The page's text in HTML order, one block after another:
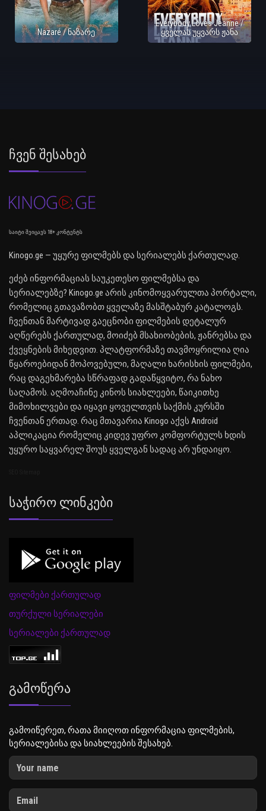
Nazaré / ნაზარე
Everybody Loves Jeanne /
ყველას უყვარს ჟანა
Ჩვენ Შესახებ
საიტი შეიცავს 18+ კონტენტს
Kinogo.ge — უყურე ფილმებს და სერიალებს ქართულად.
ეძებ ინფორმაციას საუკეთესო ფილმებსა და
სერიალებზე? Kinogo.ge არის კინომოყვარულთა პორტალი,
რომელიც გთავაზობთ ყველაზე მასშტაბურ კატალოგს.
ჩვენთან მარტივად გაეცნობი ფილმების დეტალურ
აღწერებს ქართულად, მოიძებ მსახიობების, ჟანრებსა და
ქვეყნების მიხედვით. პლატფორმაზე თავმოყრილია ღია
წყაროებიდან მოპოვებული, მაღალი ხარისხის ფილმები,
რაც დაგეხმარება სწრაფად გადაწყვიტო, რა ნახო
საღამოს. აღმოაჩინე კინოს სიახლეები, წაიკითხე
მიმოხილვები და იყავი ყოველთვის საქმის კურსში
ჩვენთან ერთად. რაც მთავარია Kinogo აქვს Android
აპლიკაცია რომელიც კიდევ უფრო კომფორტულს ხდის
უყურო საყვარელ შოუს ყველგან სადაც არ უნდაიყო.
Საჭირო Ლინკები
ფილმები ქართულად
თურქული სერიალები
სერიალები ქართულად
Გამოწერა
გამოიწერეთ, რათა მიიღოთ ინფორმაცია ფილმების,
სერიალებისა და სიახლეების შესახებ.